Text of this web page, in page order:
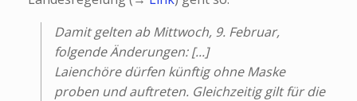
Damit gelten ab Mittwoch, 9. Februar,
folgende Änderungen: [...]
Laienchöre dürfen künftig ohne Maske
proben und auftreten. Gleichzeitig gilt für die